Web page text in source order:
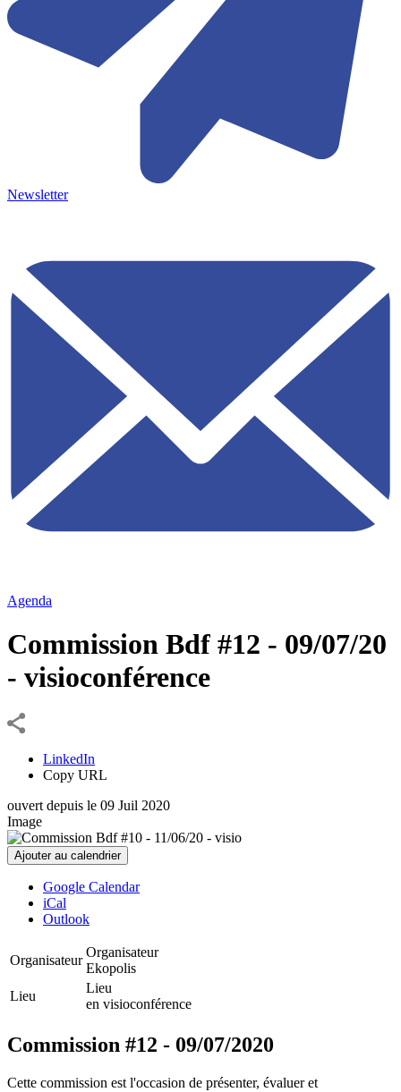
Newsletter
Agenda
Commission Bdf #12 - 09/07/20
- visioconférence
LinkedIn
Copy URL
ouvert depuis le 09 Juil 2020
Image
Ajouter au calendrier
Google Calendar
iCal
Outlook
Organisateur
Organisateur
Ekopolis
Lieu
Lieu
en visioconférence
Commission #12 - 09/07/2020
Cette commission est l'occasion de présenter, évaluer et